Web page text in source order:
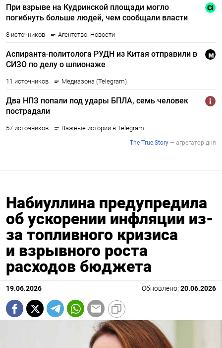
Набиуллина предупредила
об ускорении инфляции из-
за топливного кризиса
и взрывного роста
расходов бюджета
19.06.2026 Обновлено: 20.06.2026